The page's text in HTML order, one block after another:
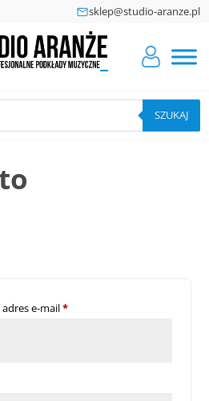
sklep@studio-aranze.pl
SZUKAJ
e-mail*Wymagane